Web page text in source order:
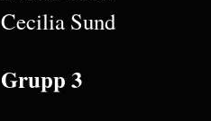
Cecilia Sund
Grupp 3